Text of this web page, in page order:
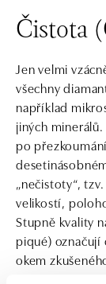
Čistota
Jen velmi
všechny
například
jiných
po
„nečistoty“,
velikostí,
Stupně kvality
piqué)
okem